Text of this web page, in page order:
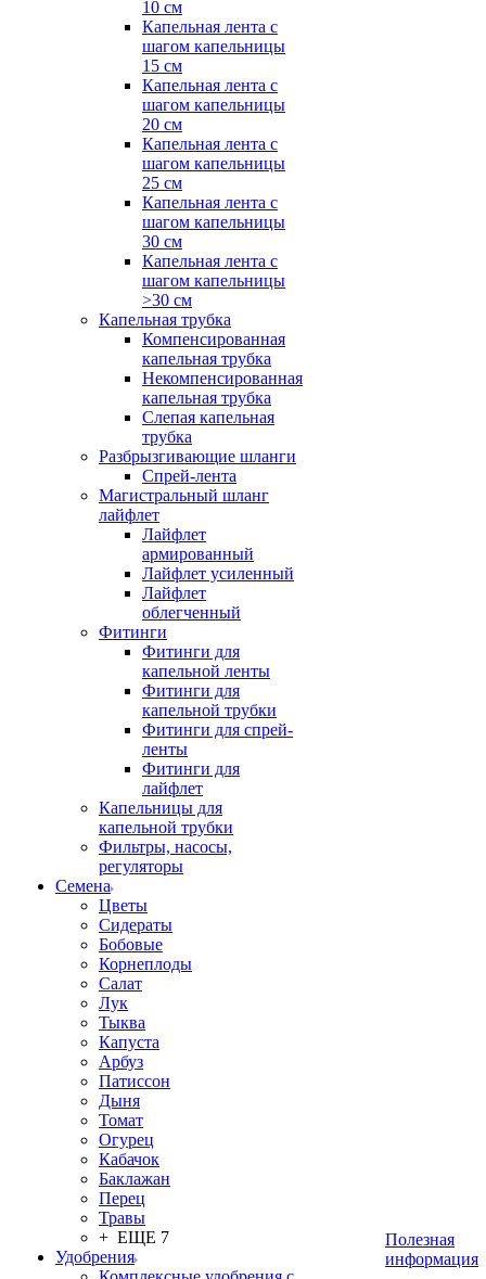
10 см
Капельная лента с
шагом капельницы
15 см
Капельная лента с
шагом капельницы
20 см
Капельная лента с
шагом капельницы
25 см
Капельная лента с
шагом капельницы
30 см
Капельная лента с
шагом капельницы
>30 см
Капельная трубка
Компенсированная
капельная трубка
Некомпенсированная
капельная трубка
Слепая капельная
трубка
Разбрызгивающие шланги
Спрей-лента
Магистральный шланг
лайфлет
Лайфлет
армированный
Лайфлет усиленный
Лайфлет
облегченный
Фитинги
Фитинги для
капельной ленты
Фитинги для
капельной трубки
Фитинги для спрей-
ленты
Фитинги для
лайфлет
Капельницы для
капельной трубки
Фильтры, насосы,
регуляторы
Семена
Цветы
Сидераты
Бобовые
Корнеплоды
Салат
Лук
Тыква
Капуста
Арбуз
Патиссон
Дыня
Томат
Огурец
Кабачок
Баклажан
Перец
Травы
+ ЕЩЕ 7
Удобрения
Полезная
информация